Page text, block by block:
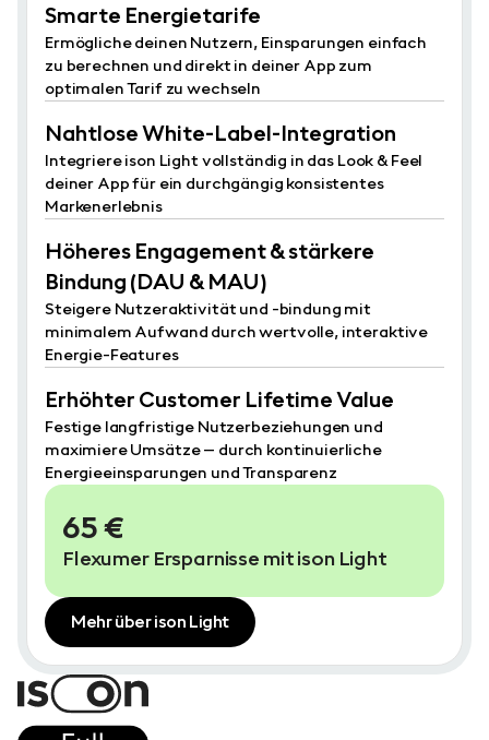
Smarte Energietarife
Ermögliche deinen Nutzern, Einsparungen einfach
zu berechnen und direkt in deiner App zum
optimalen Tarif zu wechseln
Nahtlose White-Label-Integration
Integriere ison Light vollständig in das Look & Feel
deiner App für ein durchgängig konsistentes
Markenerlebnis
Höheres Engagement & stärkere
Bindung (DAU & MAU)
Steigere Nutzeraktivität und -bindung mit
minimalem Aufwand durch wertvolle, interaktive
Energie-Features
Erhöhter Customer Lifetime Value
Festige langfristige Nutzerbeziehungen und
maximiere Umsätze – durch kontinuierliche
Energieeinsparungen und Transparenz
65 €
Flexumer Ersparnisse mit ison Light
Mehr über ison Light